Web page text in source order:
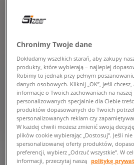
Chronimy Twoje dane
Dokładamy wszelkich starań, aby zakupy
produkty, które wybierają – najlepiej
Robimy to jednak przy pełnym
danych osobowych. Kliknij „OK”, jeśli
informacje o Twoich zachowaniach na
personalizowanych specjalnie dla Ciebie
produktów dopasowanych do Twoich
spersonalizowanych reklam czy
W każdej chwili możesz zmienić swoją
plików cookie wybierając „Dostosuj”. Jeśli
spersonalizowanej oferty produktów,
preferencji, wybierz „Odrzuć wszystkie”. W
informacji, przeczytaj naszą politykę